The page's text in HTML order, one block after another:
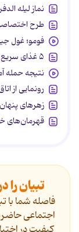
نماز لیله
طرح
فومو؛ غول
۵ غذای سریع و سالم برای طبیعت‌گردی
نتیجه حمله
رونمایی از
زهرهای
قهرمان‌های
تبیان
فاصله شما با
اجتماعی